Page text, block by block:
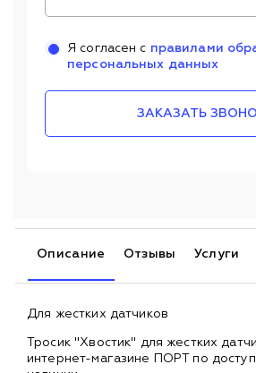
Я согласен с правилами
персональных данных
ЗАКАЗАТЬ
Описание Отзывы Услуги
Для жестких датчиков
Тросик "Хвостик" для жестких
интернет-магазине ПОРТ по